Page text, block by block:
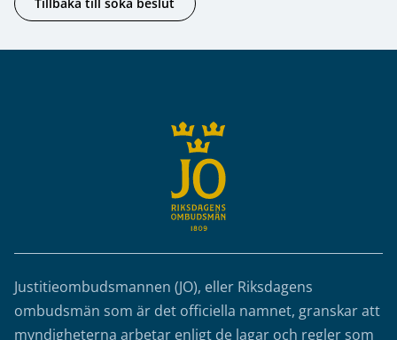
Justitieombudsmannen (JO), eller Riksdagens
ombudsmän som är det officiella namnet, granskar att
myndigheterna arbetar enligt de lagar och regler som